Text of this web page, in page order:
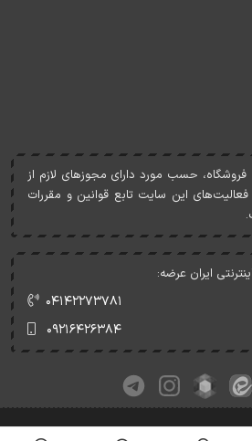
فروشگاه، حسب مورد دارای مجوزهای لازم از
اين سايت تابع قوانين و مقررات
ایران عرضه:
۰۴۱۴۲۲۷۳۷۸۱
۰۹۲۱۶۴۲۶۳۸۴
متعلق به ایران عرضه می‌باشد.